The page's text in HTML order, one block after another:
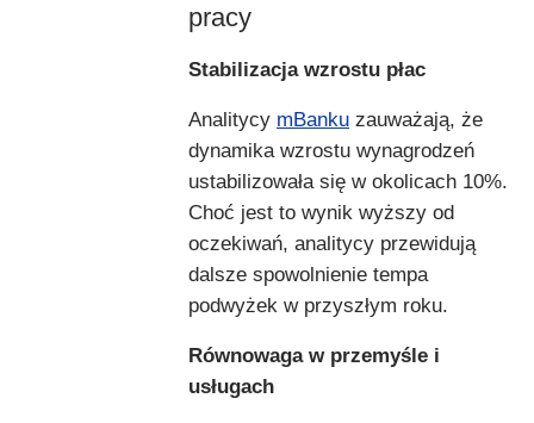
pracy
Stabilizacja wzrostu płac
Analitycy mBanku zauważają, że
dynamika wzrostu wynagrodzeń
ustabilizowała się w okolicach 10%.
Choć jest to wynik wyższy od
oczekiwań, analitycy przewidują
dalsze spowolnienie tempa
podwyżek w przyszłym roku.
Równowaga w przemyśle i
usługach